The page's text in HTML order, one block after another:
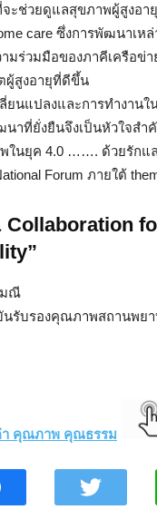
ะช่วยดูแลสุขภาพผู้สูงอา
care ซึ่งการพัฒนาเห
มร่วมมือของภาคีเครือข่า
สูงอายุที่ดีขึ้น
ยนแปลงและการทำงาน
นาที่ยั่งยืนจึงเป็นหัวใจสำ
ในยุค 4.0 ……. ด้วยรักแ
Forum ภายใต้
Collaboration
มณี
นรับรองคุณภาพสถานพย
คุณภาพ คุณธรรม